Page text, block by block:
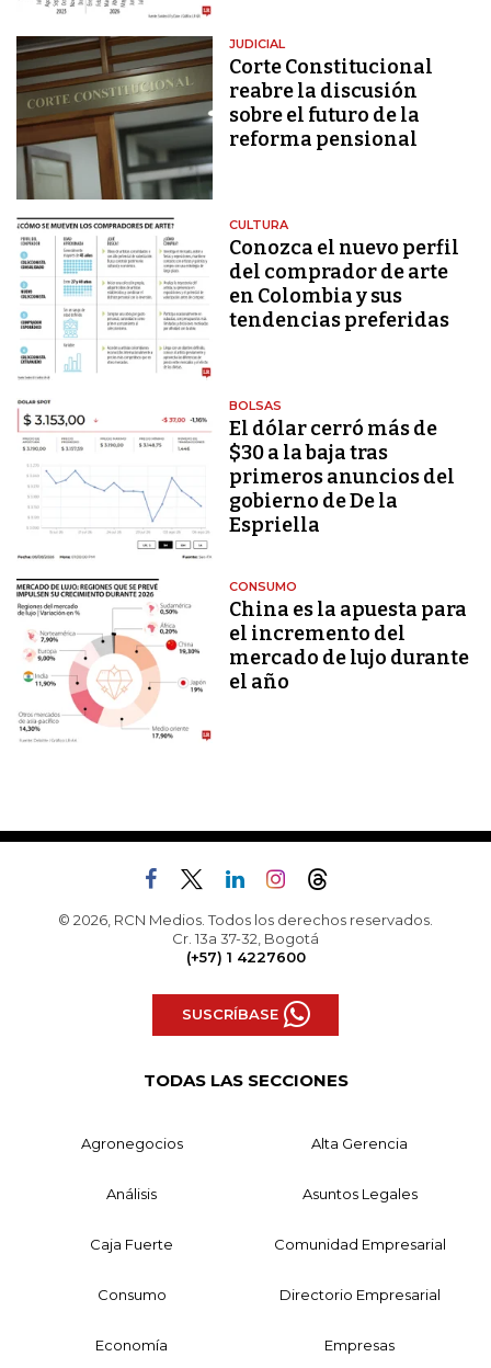
JUDICIAL
Corte Constitucional
reabre la discusión
sobre el futuro de la
reforma pensional
CULTURA
Conozca el nuevo perfil
del comprador de arte
en Colombia y sus
tendencias preferidas
BOLSAS
El dólar cerró más de
$30 a la baja tras
primeros anuncios del
gobierno de De la
Espriella
CONSUMO
China es la apuesta para
el incremento del
mercado de lujo durante
el año
© 2026, RCN Medios. Todos los derechos reservados.
Cr. 13a 37-32, Bogotá
(+57) 1 4227600
SUSCRÍBASE
TODAS LAS SECCIONES
Agronegocios Alta Gerencia
Análisis Asuntos Legales
Caja Fuerte Comunidad Empresarial
Consumo Directorio Empresarial
Economía Empresas